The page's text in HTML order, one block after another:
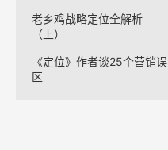
老乡鸡战略定位全解析
（上）
《定位》作者谈25个营销误
区